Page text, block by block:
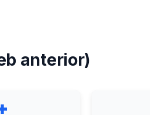
anterior)